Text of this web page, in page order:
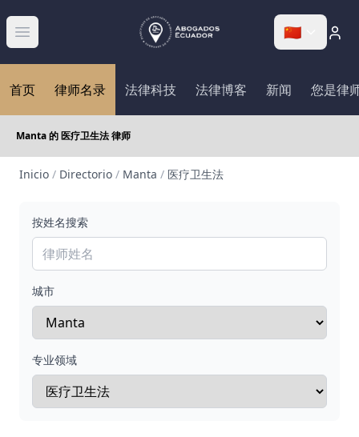
Abrir menú 🇨🇳
首页 律师名录 法律科技 法律博客 新闻 您是律
Manta 的 医疗卫生法 律师
Inicio / Directorio / Manta / 医疗卫生法
按姓名搜索
城市
专业领域